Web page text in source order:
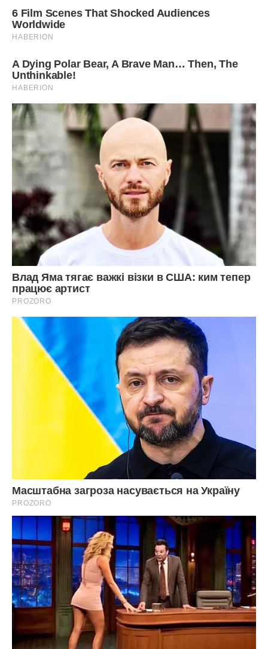
Останній шар млинчиків змащуємо начинкою і накриваємо
млинцями.
Змащуємо заливкою, що залишилася, верх пирога і
відправляємо його в розігріту до 160 градусів духовку на
40-45 хвилин.
Верх нашої “Вишиванки” має злегка зарум’янитися. Даємо
пирогу охолонути у формі і виймаємо його вже остиглим.
Подаємо нашу красу на стіл!
Смачного!
Передрук без посилання на Ibilingua.com заборонено.
Фото ілюстративне, cookpad.com.
Сподобалася стаття? Поділіться з друзями на
Facebook!